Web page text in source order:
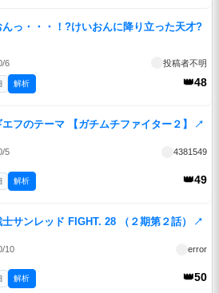
んっ・・・！?けいおんに降り立った天才?
6 投稿者不明
👑48
解析
フのテーマ 【ガチムチファイター２】 ↗
5 4381549
👑49
解析
サンレッド FIGHT. 28 （２期第２話） ↗
10 error
👑50
解析